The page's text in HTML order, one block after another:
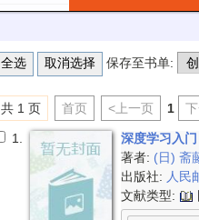
保存至书单:
共 1 页 首页 <上一页 1
1.
深度学习入
著者: (日) 斋
出版社: 人民
文献类型: